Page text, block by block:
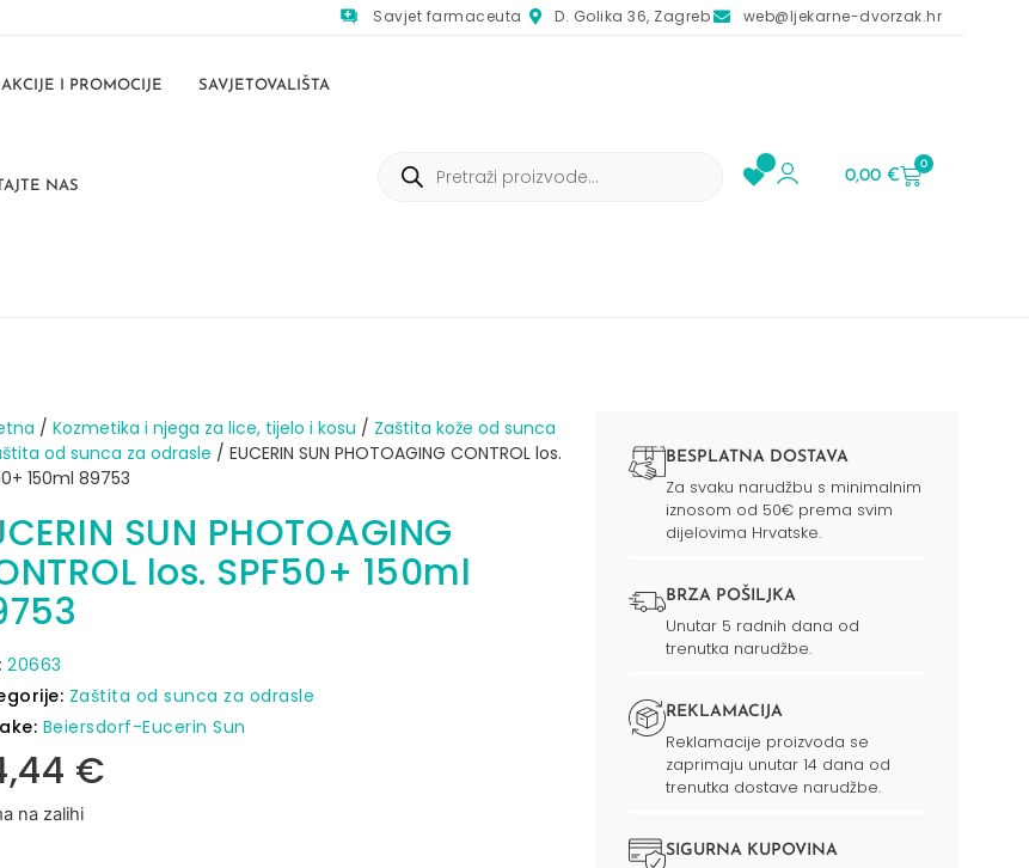
Savjet farmaceuta D. Golika 36, Zagreb web@ljekarne-dvorzak.hr
AKCIJE I PROMOCIJE SAVJETOVALIŠTA
NAS
0,00€
0
/ Kozmetika i njega za lice, tijelo i kosu / Zaštita kože od sunca​
od sunca za odrasle / EUCERIN SUN PHOTOAGING CONTROL los.
150ml 89753
SUN PHOTOAGING
los. SPF50+ 150ml
20663
Zaštita od sunca za odrasle
Beiersdorf-Eucerin Sun
€
na zalihi
BESPLATNA DOSTAVA
Za svaku narudžbu s minimalnim
iznosom od 50€ prema svim
dijelovima Hrvatske.
BRZA POŠILJKA
Unutar 5 radnih dana od
trenutka narudžbe.
REKLAMACIJA
Reklamacije proizvoda se
zaprimaju unutar 14 dana od
trenutka dostave narudžbe.
SIGURNA KUPOVINA